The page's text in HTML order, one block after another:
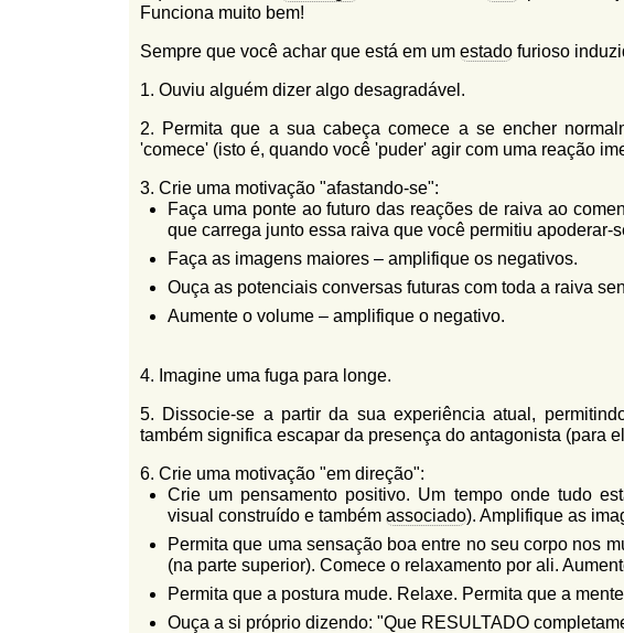
Funciona muito bem!
Sempre que você achar que está em um estado furioso
1. Ouviu alguém dizer algo desagradável.
2. Permita que a sua cabeça comece a se encher
'comece' (isto é, quando você 'puder' agir com uma reação
3. Crie uma motivação "afastando-se":
Faça uma ponte ao futuro das reações de raiva ao
que carrega junto essa raiva que você permitiu apoderar-
Faça as imagens maiores – amplifique os negativos.
Ouça as potenciais conversas futuras com toda a raiva
Aumente o volume – amplifique o negativo.
4. Imagine uma fuga para longe.
5. Dissocie-se a partir da sua experiência atual,
também significa escapar da presença do antagonista (para
6. Crie uma motivação "em direção":
Crie um pensamento positivo. Um tempo onde tudo
visual construído e também associado). Amplifique as
Permita que uma sensação boa entre no seu corpo nos
(na parte superior). Comece o relaxamento por ali.
Permita que a postura mude. Relaxe. Permita que a
Ouça a si próprio dizendo: "Que RESULTADO